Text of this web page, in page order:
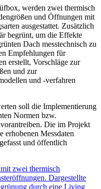
werden zwei thermisch
und Öffnungen mit
ausgestattet. Zusätzlich
begrünt, um die Effekte
Dach messtechnisch zu
Empfehlungen für
erstellt, Vorschläge zur
und zur
und -verfahren
soll die Implementierung
Normen bzw.
Die im Projekt
erhobenen Messdaten
und öffentlich